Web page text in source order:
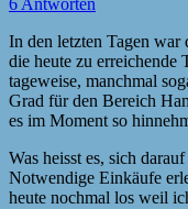
In den letzten Tagen war
die heute zu erreichende
tageweise, manchmal
Grad für den Bereich
es im Moment so
Was heisst es, sich
Notwendige Einkäufe
heute nochmal los weil